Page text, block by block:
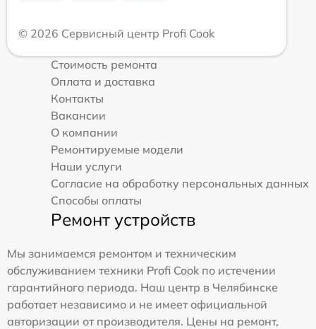
© 2026 Сервисный центр Profi Cook
Стоимость ремонта
Оплата и доставка
Контакты
Вакансии
О компании
Ремонтируемые модели
Наши услуги
Согласие на обработку персональных данных
Способы оплаты
Ремонт устройств
Мы занимаемся ремонтом и техническим
обслуживанием техники Profi Cook по истечении
гарантийного периода. Наш центр в Челябинске
работает независимо и не имеет официальной
авторизации от производителя. Цены на ремонт,